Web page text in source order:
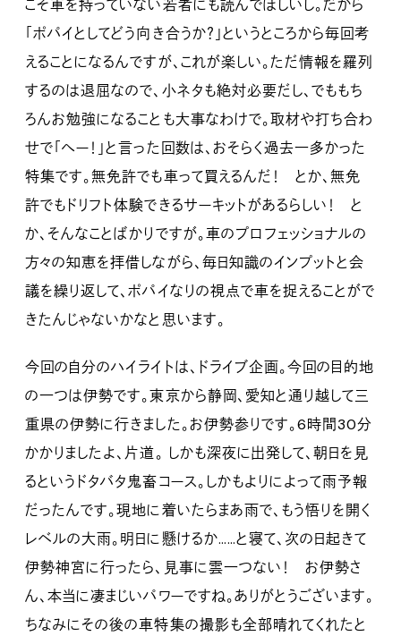
こそ車を持っていない若者にも読んでほしいし。だから
「ポパイとしてどう向き合うか？」というところから毎回考
えることになるんですが、これが楽しい。ただ情報を羅列
するのは退屈なので、小ネタも絶対必要だし、でももち
ろんお勉強になることも大事なわけで。取材や打ち合わ
せで「へー！」と言った回数は、おそらく過去一多かった
特集です。無免許でも車って買えるんだ！ とか、無免
許でもドリフト体験できるサーキットがあるらしい！ と
か、そんなことばかりですが。車のプロフェッショナルの
方々の知恵を拝借しながら、毎日知識のインプットと会
議を繰り返して、ポパイなりの視点で車を捉えることがで
きたんじゃないかなと思います。
今回の自分のハイライトは、ドライブ企画。今回の目的地
の一つは伊勢です。東京から静岡、愛知と通り越して三
重県の伊勢に行きました。お伊勢参りです。6時間30分
かかりましたよ、片道。 しかも深夜に出発して、朝日を見
るというドタバタ鬼畜コース。しかもよりによって雨予報
だったんです。現地に着いたらまあ雨で、もう悟りを開く
レベルの大雨。明日に懸けるか……と寝て、次の日起きて
伊勢神宮に行ったら、見事に雲一つない！ お伊勢さ
ん、本当に凄まじいパワーですね。ありがとうございます。
ちなみにその後の車特集の撮影も全部晴れてくれたと